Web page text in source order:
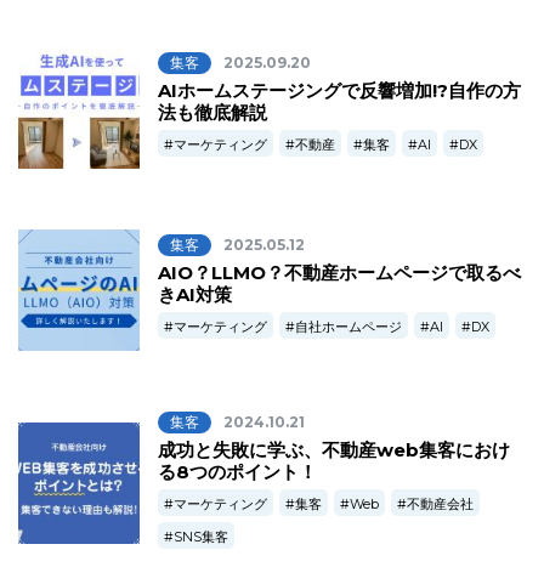
集客 2025.09.20
AIホームステージングで反響増加!?自作の方
法も徹底解説
マーケティング 不動産 集客 AI DX
集客 2025.05.12
AIO？LLMO？不動産ホームページで取るべ
きAI対策
マーケティング 自社ホームページ AI DX
集客 2024.10.21
成功と失敗に学ぶ、不動産web集客におけ
る8つのポイント！
マーケティング 集客 Web
不動産会社
SNS集客